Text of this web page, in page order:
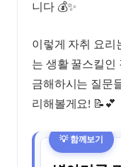
니다 💰✨
이렇게 자취 요리
는 생활 꿀스킬인
금해하시는 질문
리해볼게요! 📝💕